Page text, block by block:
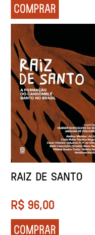
COMPRAR
RAIZ DE SANTO
R$ 96,00
COMPRAR